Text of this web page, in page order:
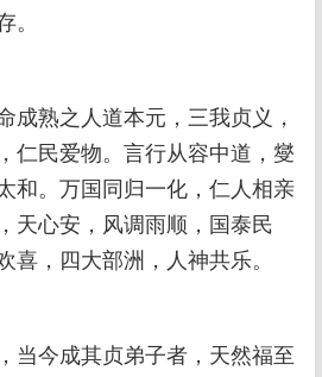
。
成熟之人道本元，三我贞义，
仁民爱物。言行从容中道，燮
和。万国同归一化，仁人相亲
天心安，风调雨顺，国泰民
喜，四大部洲，人神共乐。
当今成其贞弟子者，天然福至